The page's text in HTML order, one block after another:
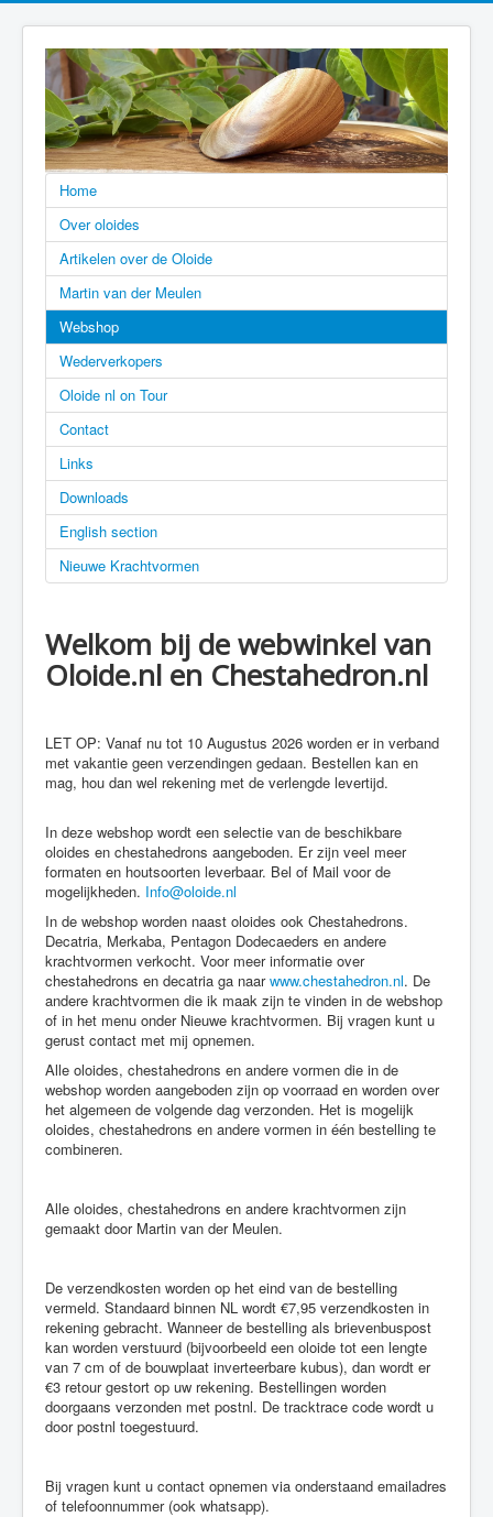
Home
Over oloides
Artikelen over de Oloide
Martin van der Meulen
Webshop
Wederverkopers
Oloide nl on Tour
Contact
Links
Downloads
English section
Nieuwe Krachtvormen
Welkom bij de webwinkel van
Oloide.nl en Chestahedron.nl
LET OP: Vanaf nu tot 10 Augustus 2026 worden er in verband
met vakantie geen verzendingen gedaan. Bestellen kan en
mag, hou dan wel rekening met de verlengde levertijd.
In deze webshop wordt een selectie van de beschikbare
oloides en chestahedrons aangeboden. Er zijn veel meer
formaten en houtsoorten leverbaar. Bel of Mail voor de
mogelijkheden. Info@oloide.nl
In de webshop worden naast oloides ook Chestahedrons.
Decatria, Merkaba, Pentagon Dodecaeders en andere
krachtvormen verkocht. Voor meer informatie over
chestahedrons en decatria ga naarwww.chestahedron.nl. De
andere krachtvormen die ik maak zijn te vinden in de webshop
of in het menu onder Nieuwe krachtvormen. Bij vragen kunt u
gerust contact met mij opnemen.
Alle oloides, chestahedrons en andere vormen die in de
webshop worden aangeboden zijn op voorraad en worden over
het algemeen de volgende dag verzonden. Het is mogelijk
oloides, chestahedrons en andere vormen in één bestelling te
combineren.
Alle oloides, chestahedrons en andere krachtvormen zijn
gemaakt door Martin van der Meulen.
De verzendkosten worden op het eind van de bestelling
vermeld. Standaard binnen NL wordt €7,95 verzendkosten in
rekening gebracht. Wanneer de bestelling als brievenbuspost
kan worden verstuurd (bijvoorbeeld een oloide tot een lengte
van 7 cm of de bouwplaat inverteerbare kubus), dan wordt er
€3 retour gestort op uw rekening. Bestellingen worden
doorgaans verzonden met postnl. De tracktrace code wordt u
door postnl toegestuurd.
Bij vragen kunt u contact opnemen via onderstaand emailadres
of telefoonnummer (ook whatsapp).